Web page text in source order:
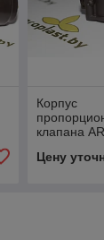
Корпус
клапана
Цену